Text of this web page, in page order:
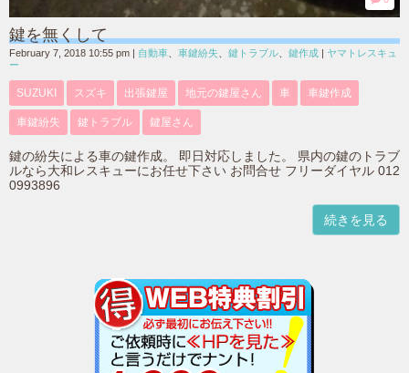
鍵を無くして
February 7, 2018 10:55 pm | 自動車 車鍵紛失 鍵トラブル 鍵作成 | ヤマトレスキュ
ー
SUZUKI スズキ 出張鍵屋 地元の鍵屋さん 車 車鍵作成
車鍵紛失 鍵トラブル 鍵屋さん
鍵の紛失による車の鍵作成。 即日対応しました。 県内の鍵のトラブ
ルなら大和レスキューにお任せ下さい お問合せ フリーダイヤル 012
0993896
続きを見る